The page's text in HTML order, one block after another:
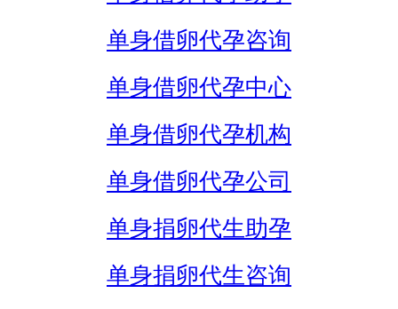
单身借卵代孕咨询
单身借卵代孕中心
单身借卵代孕机构
单身借卵代孕公司
单身捐卵代生助孕
单身捐卵代生咨询